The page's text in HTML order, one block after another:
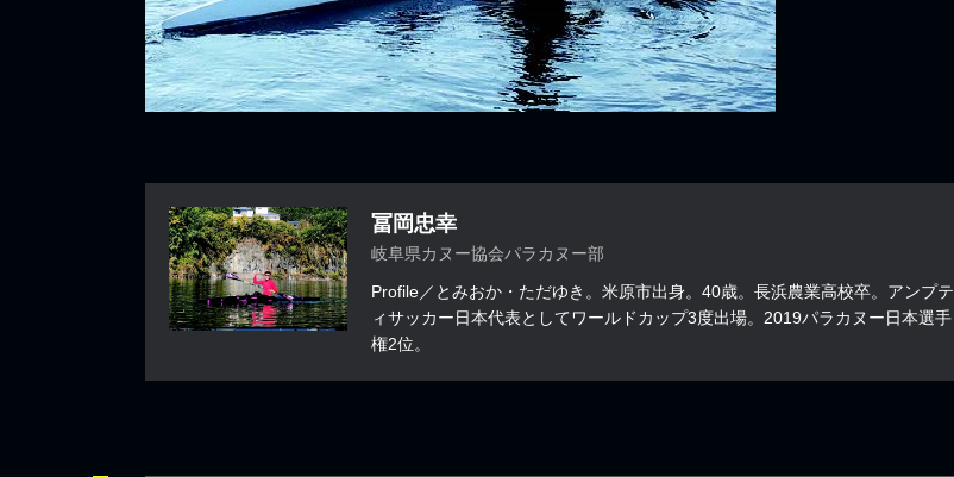
冨岡忠幸
岐阜県カヌー協会パラカヌー部
Profile／とみおか・ただゆき。米原市出身。40歳。長浜農業高校卒。アンプテ
ィサッカー日本代表としてワールドカップ3度出場。2019パラカヌー日本選手
権2位。